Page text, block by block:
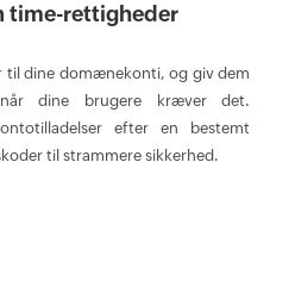
time-rettigheder
til dine domænekonti, og giv dem
dine brugere kræver det.
efter en bestemt
til strammere sikkerhed.